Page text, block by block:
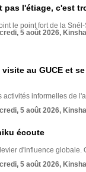
pas l'étiage, c'est
le point fort de la
5 août 2026,
au GUCE et
activités informelles de
5 août 2026,
écoute
d'influence globale.
5 août 2026,